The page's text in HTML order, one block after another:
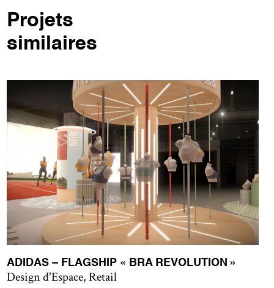
Projets
similaires
ADIDAS – FLAGSHIP « BRA REVOLUTION »
Design d'Espace, Retail